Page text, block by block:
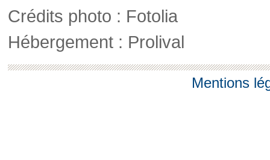
Crédits photo : Fotolia
Hébergement : Prolival
Mentions